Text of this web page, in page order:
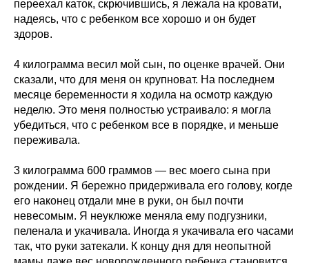
переехал каток, скрючившись, я лежала на кровати,
надеясь, что с ребенком все хорошо и он будет
здоров.
4 килограмма весил мой сын, по оценке врачей. Они
сказали, что для меня он крупноват. На последнем
месяце беременности я ходила на осмотр каждую
неделю. Это меня полностью устраивало: я могла
убедиться, что с ребенком все в порядке, и меньше
переживала.
3 килограмма 600 граммов — вес моего сына при
рождении. Я бережно придерживала его голову, когде
его наконец отдали мне в руки, он был почти
невесомым. Я неуклюже меняла ему подгузники,
пеленала и укачивала. Иногда я укачивала его часами
так, что руки затекали. К концу дня для неопытной